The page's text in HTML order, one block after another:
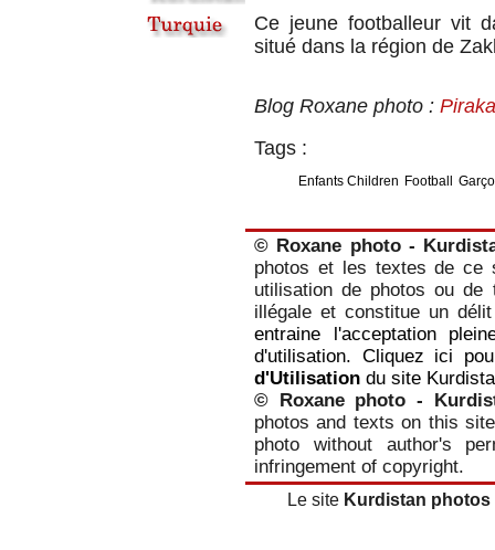
Ce jeune footballeur vit
situé dans la région de
Blog Roxane photo : Piraka
Tags :
Enfants Children Football
© Roxane photo -
photos et les textes de ce
utilisation de photos ou de
illégale et constitue un
entraine l'acceptation
d'utilisation. Cliquez ici
d'Utilisation du site
© Roxane photo -
photos and texts on this
photo without author's
infringement of copyright.
Le site Kurdistan photos